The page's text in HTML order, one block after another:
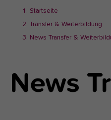
here:
Startseite
Transfer & Weiterbildung
News Transfer &
News